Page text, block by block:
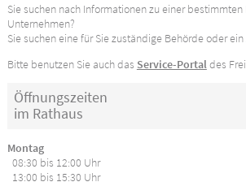
Sie suchen nach Informationen zu einer bestimmten
Unternehmen?
Sie suchen eine für Sie zuständige Behörde oder
Bitte benutzen Sie auch das Service-Portaldes
Öffnungszeiten
im Rathaus
Montag
08:30 bis 12:00 Uhr
13:00 bis 15:30 Uhr